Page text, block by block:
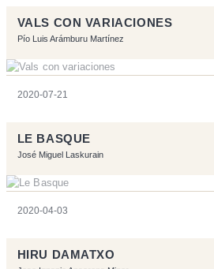
VALS CON VARIACIONES
Pío Luis Arámburu Martínez
2020-07-21
LE BASQUE
José Miguel Laskurain
2020-04-03
HIRU DAMATXO